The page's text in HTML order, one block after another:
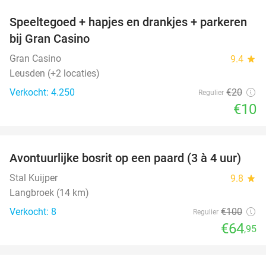
50%
Speeltegoed + hapjes en drankjes + parkeren
bij Gran Casino
Gran Casino 9.4 star
Leusden (+2 locaties)
Verkocht: 4.250
Regulier €20
€10
35%
Avontuurlijke bosrit op een paard (3 à 4 uur)
Stal Kuijper 9.8 star
Langbroek (14 km)
Verkocht: 8
Regulier €100
€64,95